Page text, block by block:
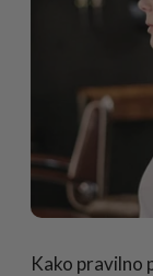
Kako pravilno